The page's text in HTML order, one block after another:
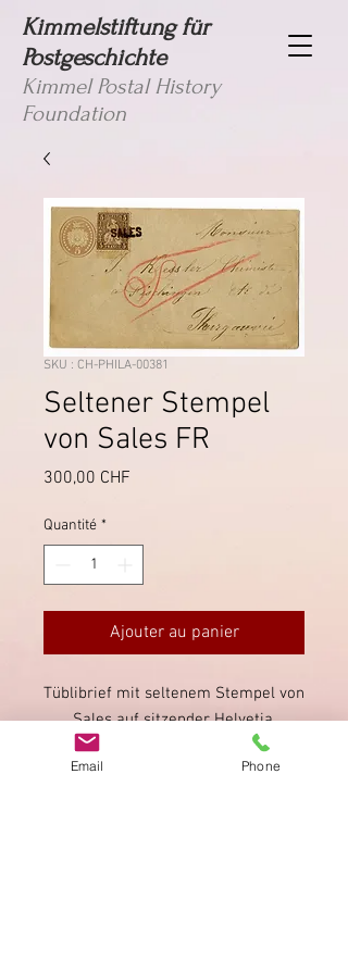
Kimmelstiftung für
Postgeschichte
Kimmel Postal History
Foundation
SKU : CH-PHILA-00381
Seltener Stempel
von Sales FR
300,00 CHF
Quantité *
Ajouter au panier
Tüblibrief mit seltenem Stempel von
Sales auf sitzender Helvetia,
Direktentwertung. Transitstempel
von Fischingen rückseitig.
Email Phone